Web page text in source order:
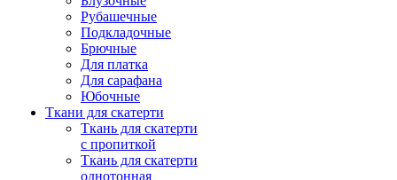
Рубашечные
Подкладочные
Брючные
Для платка
Для сарафана
Юбочные
Ткани для скатерти
Ткань для скатерти
с пропиткой
Ткань для скатерти
однотонная